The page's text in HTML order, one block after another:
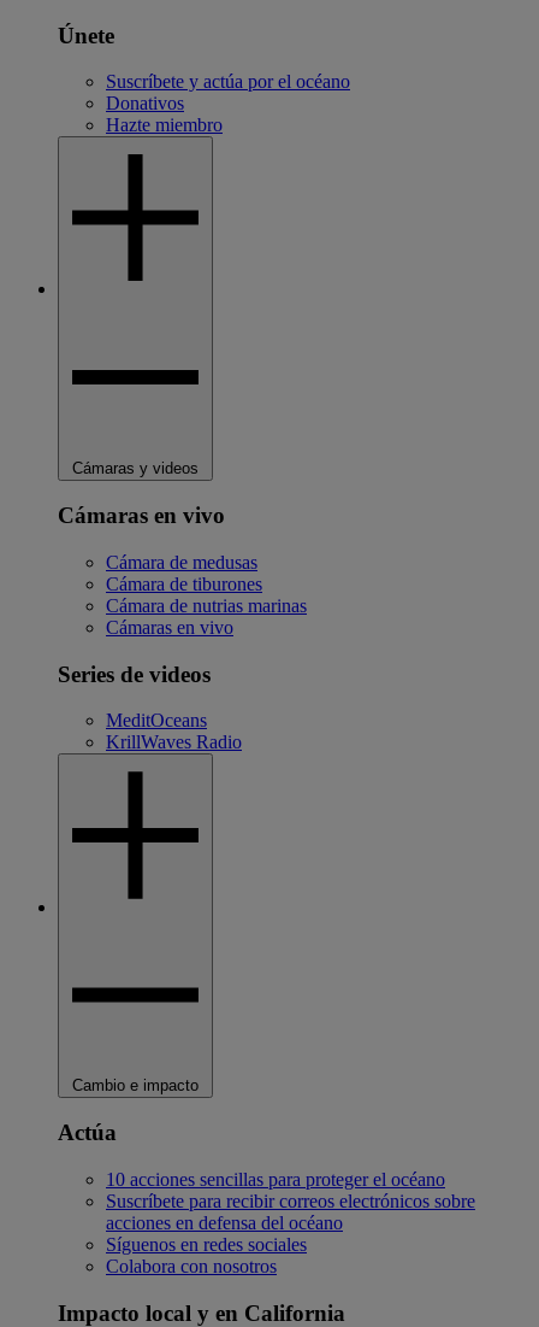
Únete
Suscríbete y actúa por el océano
Donativos
Hazte miembro
Cámaras y videos
Cámaras en vivo
Cámara de medusas
Cámara de tiburones
Cámara de nutrias marinas
Cámaras en vivo
Series de videos
MeditOceans
KrillWaves Radio
Cambio e impacto
Actúa
10 acciones sencillas para proteger el océano
Suscríbete para recibir correos electrónicos sobre
acciones en defensa del océano
Síguenos en redes sociales
Colabora con nosotros
Impacto local y en California